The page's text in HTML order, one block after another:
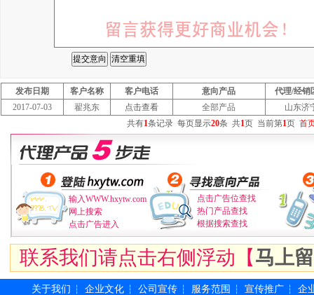
发布日期 客户名称 客户电话 意向产品
代理/经销
2017-07-03
翟兆东 点击查看 全部产品
山东济
共有1条记录 每页显示20条 共1页 当前第1页 首
输入WWW.hxytw.com
网上搜索
点击广告进入
点击广告位查找
热门产品查找
根据搜索查找
联系我们请点击右侧浮动【马上
关于我们 ┆ 企业文化 ┆ 公司宣传 ┆ 服务范围 ┆ 宣传推广 ┆ 企